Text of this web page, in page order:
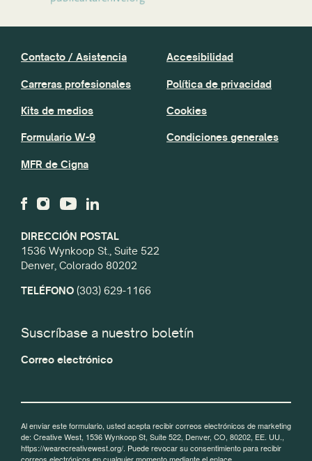
DIRECCIÓN POSTAL
1536 Wynkoop St., Suite 522
Denver, Colorado 80202
TELÉFONO (303) 629-1166
Contacto / Asistencia
Carreras profesionales
Kits de medios
Formulario W-9
MFR de Cigna
Accesibilidad
Política de privacidad
Cookies
Condiciones generales
Suscríbase a nuestro boletín
Correo electrónico
Al enviar este formulario, usted acepta recibir correos electrónicos de marketing
de: Creative West, 1536 Wynkoop St, Suite 522, Denver, CO, 80202, EE. UU.,
https://wearecreativewest.org/. Puede revocar su consentimiento para recibir